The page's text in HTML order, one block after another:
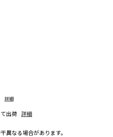
異なる場合があります。
詳細
出荷 詳細